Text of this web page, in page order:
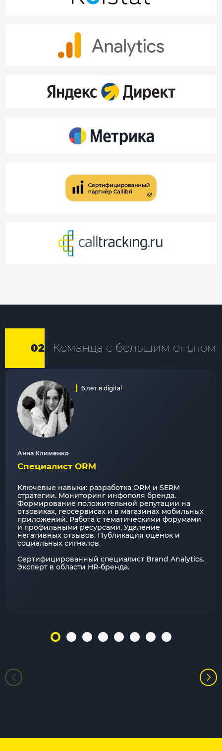
02 Команда с большим опытом
6 лет в digital
Анна Клименко
Специалист ORM
Ключевые навыки: разработка ORM и SERM
стратегии. Мониторинг инфополя бренда.
Формирование положительной репутации на
отзовиках, геосервисах и в магазинах мобильных
приложений. Работа с тематическими форумами
и профильными ресурсами. Удаление
негативных отзывов. Публикация оценок и
социальных сигналов.
Сертифицированный специалист Brand Analytics.
Эксперт в области HR-бренда.